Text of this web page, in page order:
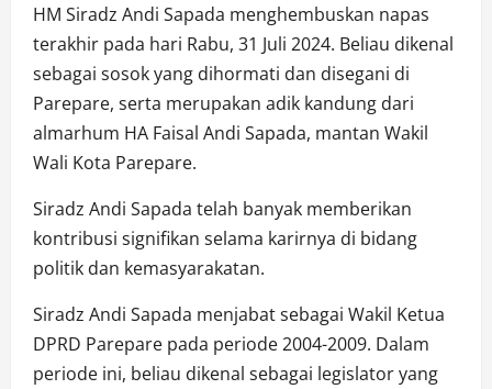
HM Siradz Andi Sapada menghembuskan napas
terakhir pada hari Rabu, 31 Juli 2024. Beliau dikenal
sebagai sosok yang dihormati dan disegani di
Parepare, serta merupakan adik kandung dari
almarhum HA Faisal Andi Sapada, mantan Wakil
Wali Kota Parepare.
Siradz Andi Sapada telah banyak memberikan
kontribusi signifikan selama karirnya di bidang
politik dan kemasyarakatan.
Siradz Andi Sapada menjabat sebagai Wakil Ketua
DPRD Parepare pada periode 2004-2009. Dalam
periode ini, beliau dikenal sebagai legislator yang